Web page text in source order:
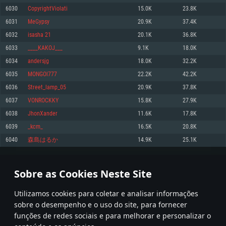
Sobre as Cookies Neste Site
Utilizamos cookies para coletar e analisar informações
sobre o desempenho e o uso do site, para fornecer
funções de redes sociais e para melhorar e personalizar o
Memória: 4GB
Placa Gráfica: Placa com DirectX 11: AMD Radeon 77XX / NVIDIA GeForce
GTX 660. Resolução mínima suportada: 720p
Network: Internet de banda larga.
Disco: 23,1 GB
Recomendado
superior, Radeon RX 570 ou superior
Disco: 75,9 GB
Memória: 6 GB
Placa Gráfica: Intel Iris Pro 5200 (Mac), equivalentes AMD/Nvidia para Mac.
Resolução mínima suportada: 720p com suporte Metal.
Network: Internet de banda larga.
Disco: 21,5 GB
Recomendado
Network: Internet de banda larga.
Memória: 4 GB
Placa Gráfica: NVIDIA 660 com os drivers mais recentes (não mais de 6
meses) / equivalentes AMD com os drivers mais recentes com suporte
Vulkan (não mais de 6 meses); Resolução mínima suportada: 720p.
Network: Internet de banda larga.
Disco: 21,5 GB
Recomendado
Sistema Operativo: Ubuntu 20.04 64bit
Processador: Intel Core i7
Memória: 16 GB
Placa Gráfica: NVIDIA 1060 com os drivers mais recentes (não mais de 6
meses) / equivalentes AMD (Radeon RX 570) com os drivers mais recentes
Network: Internet de banda larga.
6030 CopyrightViolati 15.0K 23.8K
6031 MeGypsy 20.9K 37.4K
6032 isasha 21 20.1K 36.8K
6033 ____KAKOJ___ 9.1K 18.0K
6034 andersjg 18.0K 32.2K
6035 MONGOl777 22.2K 42.2K
6036 Street_lamp_05 20.9K 37.8K
6037 VONROCKKY 15.8K 27.9K
6038 JhonXander 11.6K 17.8K
6039 _kcm_ 16.5K 20.8K
6040 森島はるか 14.9K 25.1K